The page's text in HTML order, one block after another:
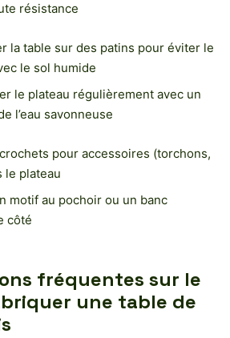
résistance
la table sur des patins pour éviter le
le sol humide
le plateau régulièrement avec un
l’eau savonneuse
pour accessoires (torchons,
le plateau
motif au pochoir ou un banc
côté
fréquentes sur le
une table de